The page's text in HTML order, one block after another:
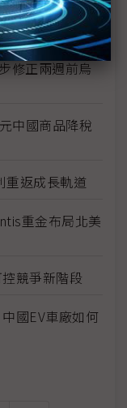
、泰國建廠規
修正兩週前烏
中國商品降稅
返成長軌道
重金布局北美
競爭新階段
國EV車廠如何